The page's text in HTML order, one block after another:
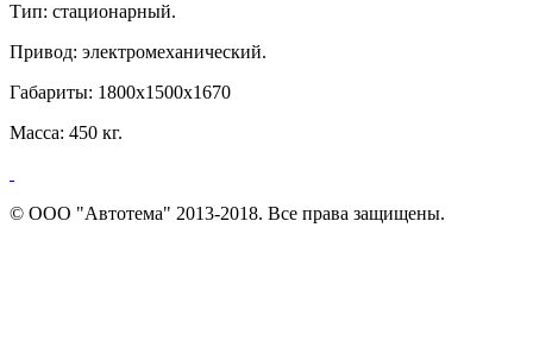
Тип: стационарный.
Привод: электромеханический.
Габариты: 1800х1500х1670
Масса: 450 кг.
© ООО "Автотема" 2013-2018. Все права защищены.